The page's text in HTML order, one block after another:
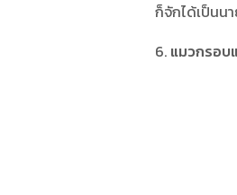
ก็จักได้เป็นนา
6. แมวกรอบ